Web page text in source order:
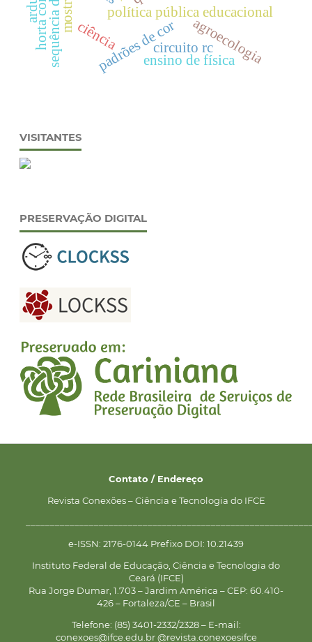
política pública educacional
padrões de cor agroecologia
ensino de física
ciência circuito rc
VISITANTES
PRESERVAÇÃO DIGITAL
Contato / Endereço
Revista Conexões – Ciência e Tecnologia do IFCE
e-ISSN: 2176-0144 Prefixo DOI: 10.21439
Instituto Federal de Educação, Ciência e Tecnologia do
Ceará (IFCE)
Rua Jorge Dumar, 1.703 – Jardim América – CEP: 60.410-
426 – Fortaleza/CE – Brasil
Telefone: (85) 3401-2332/2328 – E-mail:
conexoes@ifce.edu.br @revista.conexoesifce